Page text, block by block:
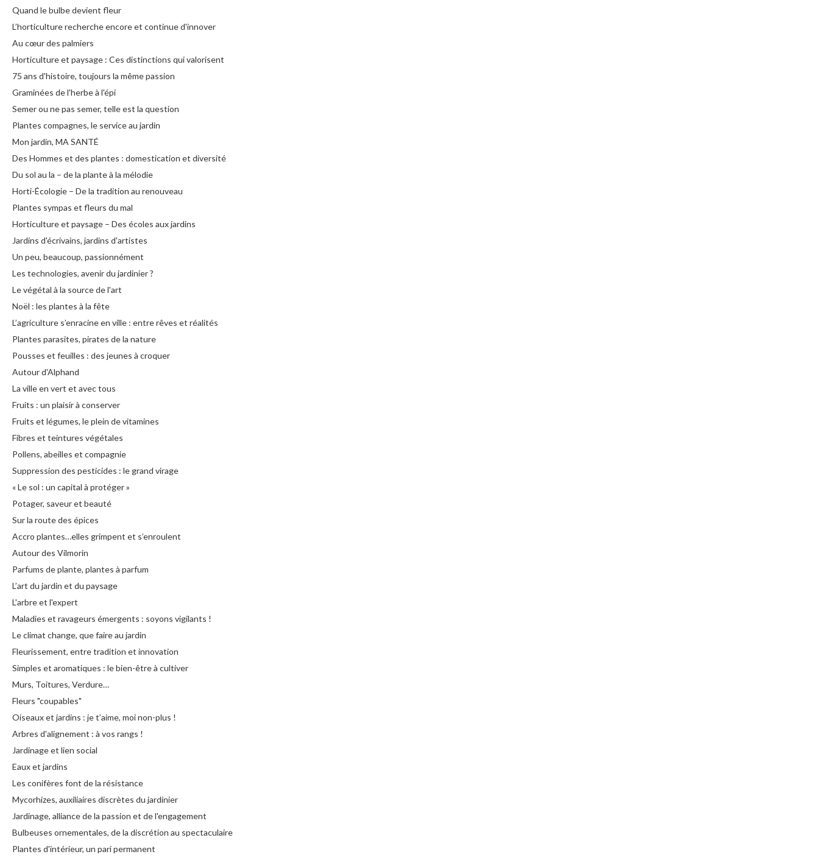
Quand le bulbe devient fleur
L’horticulture recherche encore et continue d'innover
Au cœur des palmiers
Horticulture et paysage : Ces distinctions qui valorisent
75 ans d'histoire, toujours la même passion
Graminées de l'herbe à l'épi
Semer ou ne pas semer, telle est la question
Plantes compagnes, le service au jardin
Mon jardin, MA SANTÉ
Des Hommes et des plantes : domestication et diversité
Du sol au la – de la plante à la mélodie
Horti-Écologie – De la tradition au renouveau
Plantes sympas et fleurs du mal
Horticulture et paysage – Des écoles aux jardins
Jardins d'écrivains, jardins d'artistes
Un peu, beaucoup, passionnément
Les technologies, avenir du jardinier ?
Le végétal à la source de l'art
Noël : les plantes à la fête
L’agriculture s’enracine en ville : entre rêves et réalités
Plantes parasites, pirates de la nature
Pousses et feuilles : des jeunes à croquer
Autour d'Alphand
La ville en vert et avec tous
Fruits : un plaisir à conserver
Fruits et légumes, le plein de vitamines
Fibres et teintures végétales
Pollens, abeilles et compagnie
Suppression des pesticides : le grand virage
« Le sol : un capital à protéger »
Potager, saveur et beauté
Sur la route des épices
Accro plantes…elles grimpent et s’enroulent
Autour des Vilmorin
Parfums de plante, plantes à parfum
L’art du jardin et du paysage
L'arbre et l'expert
Maladies et ravageurs émergents : soyons vigilants !
Le climat change, que faire au jardin
Fleurissement, entre tradition et innovation
Simples et aromatiques : le bien-être à cultiver
Murs, Toitures, Verdure…
Fleurs "coupables"
Oiseaux et jardins : je t’aime, moi non-plus !
Arbres d'alignement : à vos rangs !
Jardinage et lien social
Eaux et jardins
Les conifères font de la résistance
Mycorhizes, auxiliaires discrètes du jardinier
Jardinage, alliance de la passion et de l'engagement
Bulbeuses ornementales, de la discrétion au spectaculaire
Plantes d'intérieur, un pari permanent